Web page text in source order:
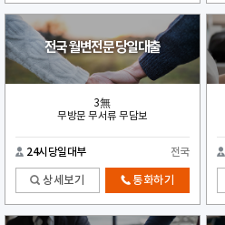
전국 월변전문 당일대출
3無
무방문 무서류 무담보
24시당일대부 전국
상세보기 통화하기